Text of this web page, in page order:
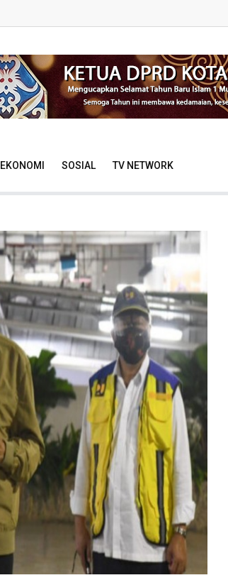
EKONOMI SOSIAL TV NETWORK